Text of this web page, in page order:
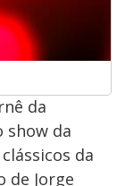
da
show da
da
de Jorge